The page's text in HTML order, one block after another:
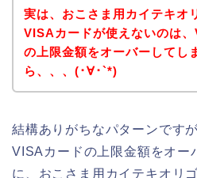
実は、おこさま用カイテキオ
VISAカードが使えないのは
の上限金額をオーバーしてし
ら、、、(･∀･`*)
結構ありがちなパターンです
VISAカードの上限金額をオー
に、おこさま用カイテキオリ